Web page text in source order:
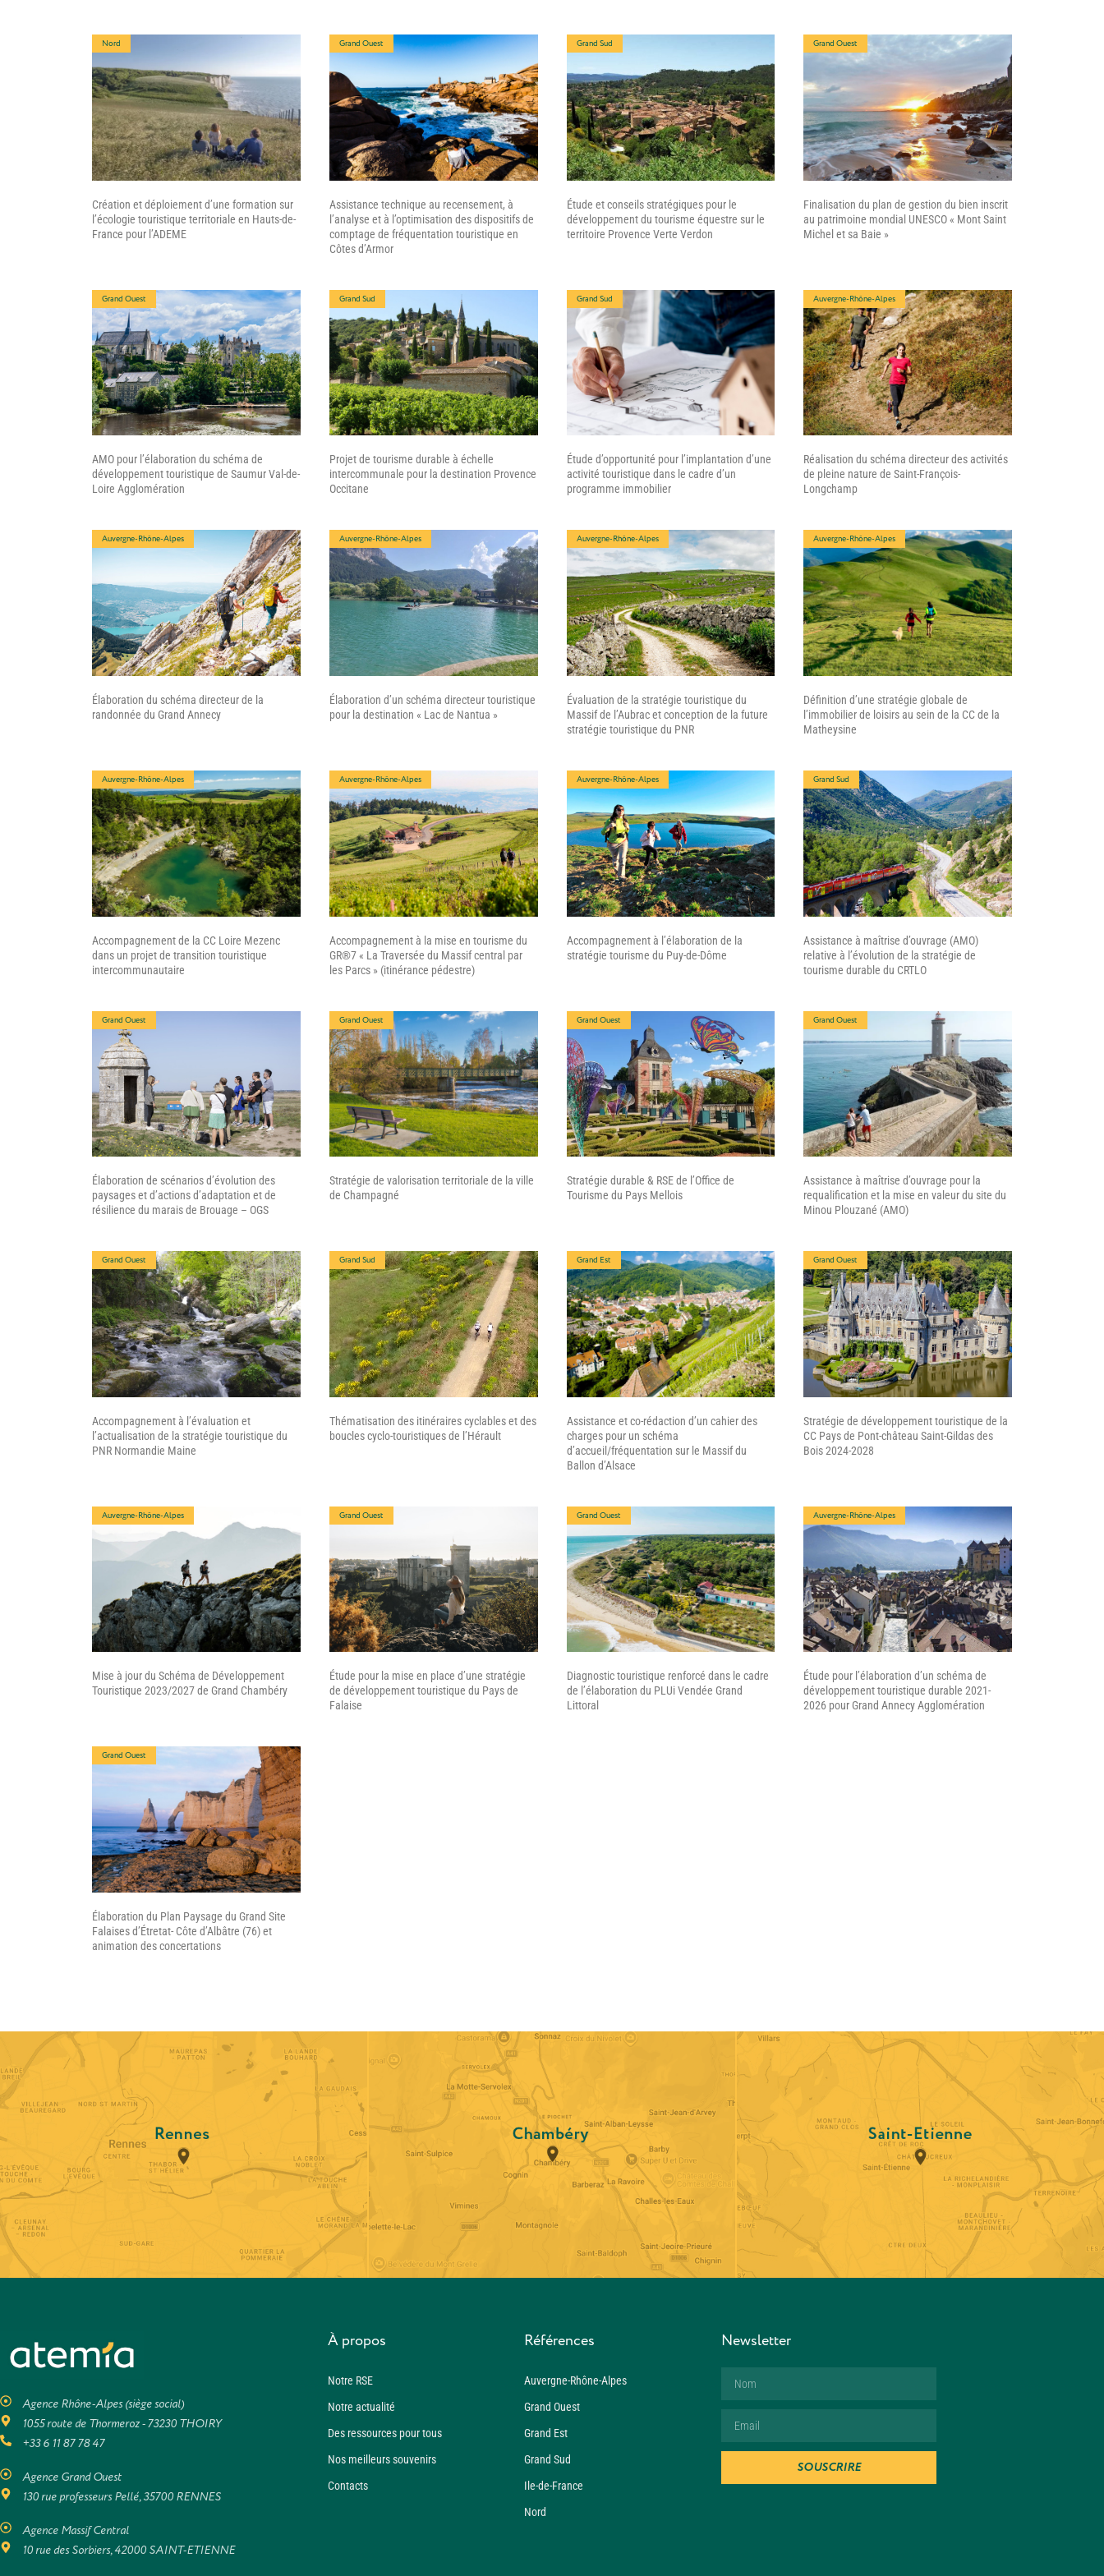
Nord
Création et déploiement d’une formation sur
l’écologie touristique territoriale en Hauts-de-
France pour l’ADEME
Grand Ouest
Assistance technique au recensement, à
l’analyse et à l’optimisation des dispositifs de
comptage de fréquentation touristique en
Côtes d’Armor
Grand Sud
Étude et conseils stratégiques pour le
développement du tourisme équestre sur le
territoire Provence Verte Verdon
Grand Ouest
Finalisation du plan de gestion du bien inscrit
au patrimoine mondial UNESCO « Mont Saint
Michel et sa Baie »
Grand Ouest
AMO pour l’élaboration du schéma de
développement touristique de Saumur Val-de-
Loire Agglomération
Grand Sud
Projet de tourisme durable à échelle
intercommunale pour la destination Provence
Occitane
Grand Sud
Étude d’opportunité pour l’implantation d’une
activité touristique dans le cadre d’un
programme immobilier
Auvergne-Rhône-Alpes
Réalisation du schéma directeur des activités
de pleine nature de Saint-François-
Longchamp
Auvergne-Rhône-Alpes
Élaboration du schéma directeur de la
randonnée du Grand Annecy
Auvergne-Rhône-Alpes
Élaboration d’un schéma directeur touristique
pour la destination « Lac de Nantua »
Auvergne-Rhône-Alpes
Évaluation de la stratégie touristique du
Massif de l’Aubrac et conception de la future
stratégie touristique du PNR
Auvergne-Rhône-Alpes
Définition d’une stratégie globale de
l’immobilier de loisirs au sein de la CC de la
Matheysine
Auvergne-Rhône-Alpes
Accompagnement de la CC Loire Mezenc
dans un projet de transition touristique
intercommunautaire
Auvergne-Rhône-Alpes
Accompagnement à la mise en tourisme du
GR®7 « La Traversée du Massif central par
les Parcs » (itinérance pédestre)
Auvergne-Rhône-Alpes
Accompagnement à l’élaboration de la
stratégie tourisme du Puy-de-Dôme
Grand Sud
Assistance à maîtrise d’ouvrage (AMO)
relative à l’évolution de la stratégie de
tourisme durable du CRTLO
Grand Ouest
Élaboration de scénarios d’évolution des
paysages et d’actions d’adaptation et de
résilience du marais de Brouage – OGS
Grand Ouest
Stratégie de valorisation territoriale de la ville
de Champagné
Grand Ouest
Stratégie durable & RSE de l’Office de
Tourisme du Pays Mellois
Grand Ouest
Assistance à maîtrise d’ouvrage pour la
requalification et la mise en valeur du site du
Minou Plouzané (AMO)
Grand Ouest
Accompagnement à l’évaluation et
l’actualisation de la stratégie touristique du
PNR Normandie Maine
Grand Sud
Thématisation des itinéraires cyclables et des
boucles cyclo-touristiques de l’Hérault
Grand Est
Assistance et co-rédaction d’un cahier des
charges pour un schéma
d’accueil/fréquentation sur le Massif du
Ballon d’Alsace
Grand Ouest
Stratégie de développement touristique de la
CC Pays de Pont-château Saint-Gildas des
Bois 2024-2028
Auvergne-Rhône-Alpes
Mise à jour du Schéma de Développement
Touristique 2023/2027 de Grand Chambéry
Grand Ouest
Étude pour la mise en place d’une stratégie
de développement touristique du Pays de
Falaise
Grand Ouest
Diagnostic touristique renforcé dans le cadre
de l’élaboration du PLUi Vendée Grand
Littoral
Auvergne-Rhône-Alpes
Étude pour l’élaboration d’un schéma de
développement touristique durable 2021-
2026 pour Grand Annecy Agglomération
Grand Ouest
Élaboration du Plan Paysage du Grand Site
Falaises d’Étretat- Côte d’Albâtre (76) et
animation des concertations
Agence Rhône-Alpes (siège social)
1055 route de Thormeroz - 73230 THOIRY
+33 6 11 87 78 47
Agence Grand Ouest
130 rue professeurs Pellé, 35700 RENNES
Agence Massif Central
10 rue des Sorbiers, 42000 SAINT-ETIENNE
À propos
Notre RSE
Notre actualité
Des ressources pour tous
Nos meilleurs souvenirs
Contacts
Références
Auvergne-Rhône-Alpes
Grand Ouest
Grand Est
Grand Sud
Ile-de-France
Nord
Newsletter
SOUSCRIRE